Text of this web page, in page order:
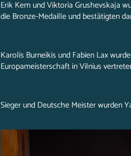
Erik Kem und Viktoria Grushevskaja
die Bronze-Medaille und bestätigten
Karolis Burneikis und Fabien Lax
Europameisterschaft in Vilnius
Sieger und Deutsche Meister wurden